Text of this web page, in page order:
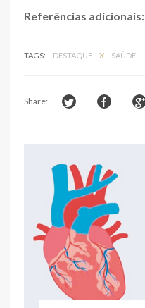
Referências adicionais:
TAGS: DESTAQUE X SAÚDE
Share: